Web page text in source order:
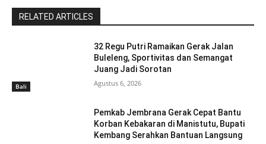
RELATED ARTICLES
Bali
32 Regu Putri Ramaikan Gerak Jalan
Buleleng, Sportivitas dan Semangat
Juang Jadi Sorotan
Agustus 6, 2026
Pemkab Jembrana Gerak Cepat Bantu
Korban Kebakaran di Manistutu, Bupati
Kembang Serahkan Bantuan Langsung